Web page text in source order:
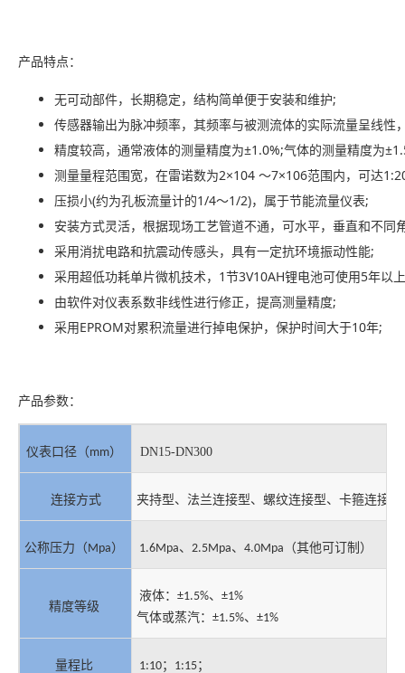
产品特点：
无可动部件，长期稳定，结构简单便于安装和维护;
传感器输出为脉冲频率，其频率与被测流体的实际流量呈线
精度较高，通常液体的测量精度为±1.0%;气体的测量精度为
测量量程范围宽，在雷诺数为2×104 ～7×106范围内，可达
压损小(约为孔板流量计的1/4～1/2)，属于节能流量仪表;
安装方式灵活，根据现场工艺管道不通，可水平，垂直和不同
采用消扰电路和抗震动传感头，具有一定抗环境振动性能;
采用超低功耗单片微机技术，1节3V10AH锂电池可使用5年以
由软件对仪表系数非线性进行修正，提高测量精度;
采用EPROM对累积流量进行掉电保护，保护时间大于10年;
产品参数：
仪表口径（ mm） DN15-DN300
连接方式 夹持型、 法兰连接型、螺纹连接型、卡箍连接
公称压力（ Mpa） 1.6Mpa、 2.5Mpa、 4.0Mpa （其他可订制）
精度等级
液体： ±1.5%、 ±1%
气体或蒸汽： ±1.5%、 ±1%
量程比 1:10； 1:15；